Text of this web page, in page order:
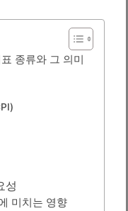
종류와 그 의미
성
미치는 영향